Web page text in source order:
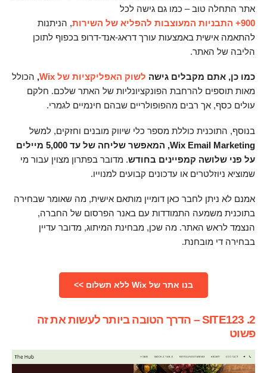
אתר התחלה טוב – כמו גם גישה לכל
900+ התבניות המעוצבות להפליא של השירות
, הניתנות
להתאמה אישית באמצעות עורך דראג-אנד-דרופ בכפוף לתוכן
הליבה של האתר.
כמו כן, אתם מקבלים גישה לשוק האפליקציות של Wix , הכולל
מאות תוספים להרחבת הפונקציונליות של האתר שלכם. חלקם
עולים כסף, אך רבים מהפופולריים שבהם חינמיים לגמרי.
בנוסף, התוכנית כוללת מספר כלי שיווק מובנים וחזקים, למשל
Wix Email Marketing, המאפשר שליחה של עד 5,000 מיילים
על פני שלושה קמפיינים בחודש. מדובר בפתרון מצוין עבור מי
שמוציא ניוזלטרים או עדכונים קבועים למנוייו.
אמנם לא ניתן לחבר כאן דומיין מותאם אישית, מה שאומר שבחירה
בתוכנית משמעה התמודדות עם באנר הפרסום של החברה,
הנצמד לראש האתר. מה שכן, מבחינת המיתוג, מדובר עדיין
בבחירה די מובחנת.
בנו אתר של Wix ללא תשלום >>
2. SITE123 – הדרך הטובה ביותר לעשות את זה
פשוט